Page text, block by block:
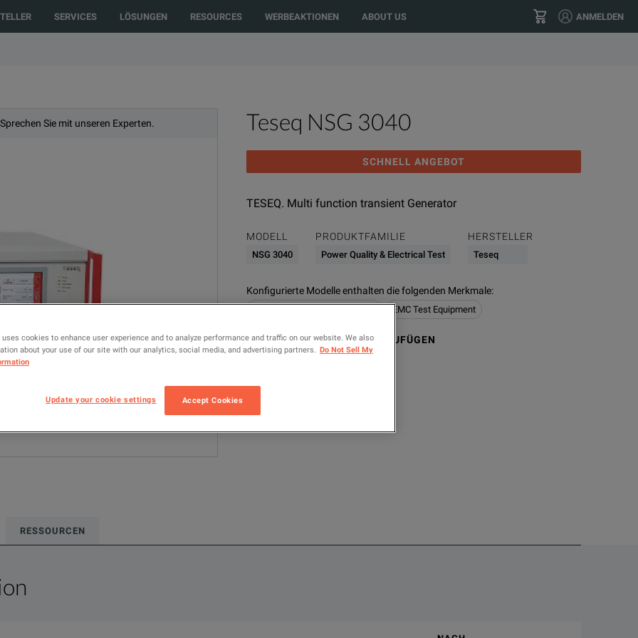
another country or region to see content and products specific to your location? GO
SERVICES LÖSUNGEN RESOURCES WERBEAKTIONEN ABOUT US ANMELDEN
Sie mit unseren Experten. Teseq NSG 3040
SCHNELL ANGEBOT
TESEQ. Multi function transient Generator
MODELL
NSG 3040
PRODUKTFAMILIE
Power Quality & Electrical Test
HERSTELLER
Teseq
Konfigurierte Modelle enthalten die folgenden Merkmale:
EMC Test Equipment
ZUM VERGLEICHEN HINZUFÜGEN
RESSOURCEN
cookies to enhance user experience and to analyze performance and traffic on our website. We also
about your use of our site with our analytics, social media, and advertising partners.
Do Not Sell My
Update your cookie settings Accept Cookies